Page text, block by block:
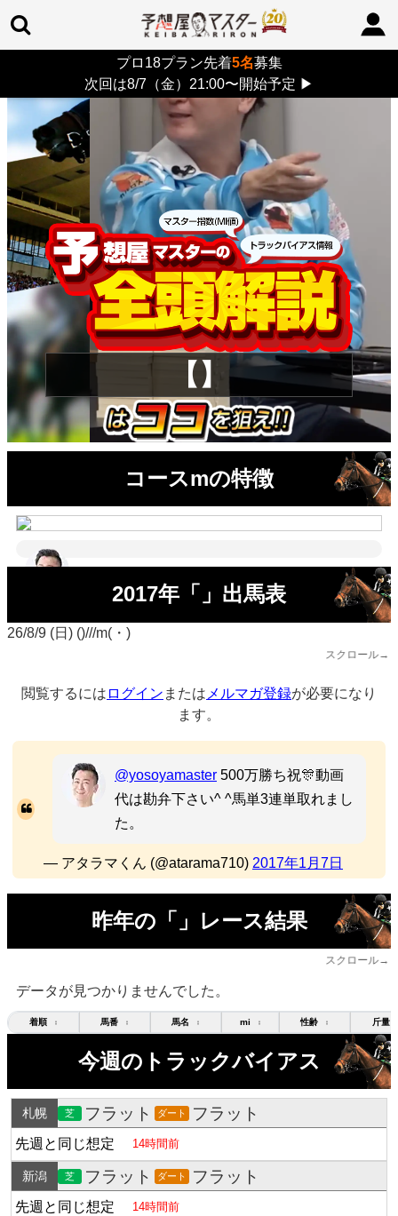
プロ18プラン先着5名募集
次回は8/7（金）21:00〜開始予定 ▶
> 26/8/9 (日)
【】
コースmの特徴
2017年「」出馬表
26/8/9 (日) ()///m(・)
スクロール→
閲覧するには ログイン または メルマガ登録が必要になり
ます。
@yosoyamaster 500万勝ち祝🎊動画
代は勘弁下さい^ ^馬単3連単取れまし
た。
— アタラマくん (@atarama710) 2017年1月7日
昨年の「」レース結果
スクロール→
データが見つかりませんでした。
着順 ↕ 馬番 ↕ 馬名 ↕ mi ↕ 性齢 ↕ 斤量
今週のトラックバイアス
札幌 芝 フラット ダート フラット
先週と同じ想定 14時間前
新潟 芝 フラット ダート フラット
先週と同じ想定 14時間前